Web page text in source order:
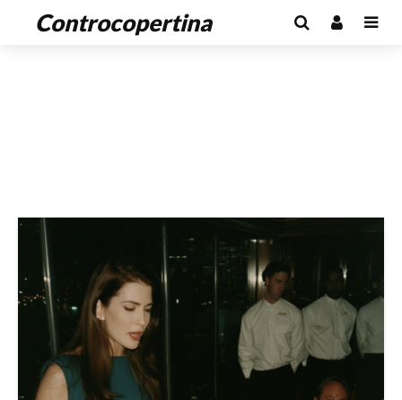
Controcopertina